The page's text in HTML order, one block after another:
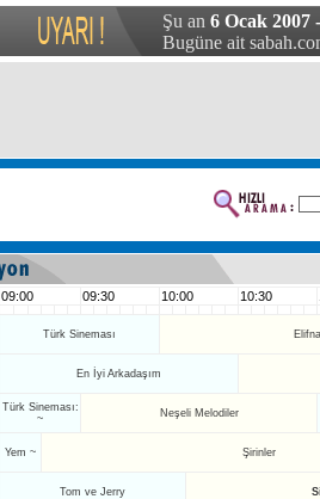
Şu an 6 Ocak 2007
Bugüne ait
09:00 09:30 10:00 10:30
Türk Sineması
En İyi Arkadaşım
Türk Sineması:
~
Neşeli Melodiler
Yem ~ Şirinler
Tom ve Jerry